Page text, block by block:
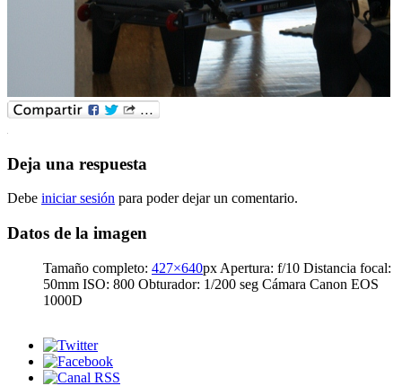
Deja una respuesta
Debe iniciar sesión para poder dejar un comentario.
Datos de la imagen
Tamaño completo: 427×640px Apertura: f/10 Distancia focal:
50mm ISO: 800 Obturador: 1/200 seg Cámara Canon EOS
1000D